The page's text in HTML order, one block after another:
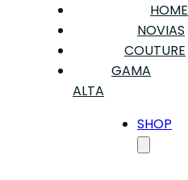
HOME
NOVIAS
COUTURE
GAMA
ALTA
SHOP